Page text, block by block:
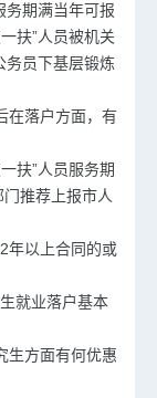
务期满当年可报
扶”人员被机关
务员下基层锻炼
在落户方面，有
扶”人员服务期
推荐上报市人
年以上合同的或
就业落户基本
生方面有何优惠